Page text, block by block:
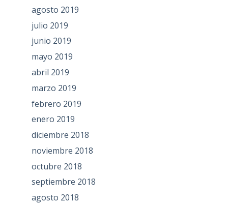
agosto 2019
julio 2019
junio 2019
mayo 2019
abril 2019
marzo 2019
febrero 2019
enero 2019
diciembre 2018
noviembre 2018
octubre 2018
septiembre 2018
agosto 2018